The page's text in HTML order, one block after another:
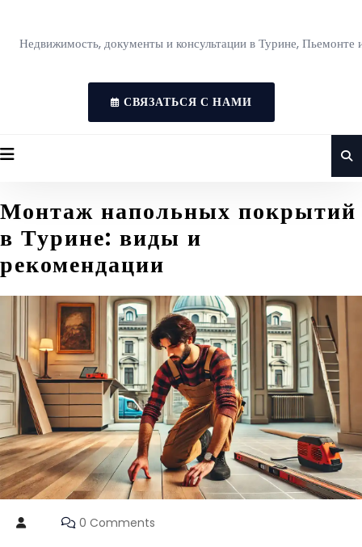
Недвижимость, документы и консультации в Турине, Пьемонте
СВЯЗАТЬСЯ С НАМИ
Монтаж напольных покрытий
в Турине: виды и
рекомендации
0 Comments